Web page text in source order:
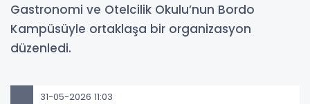
Gastronomi ve Otelcilik Okulu’nun Bordo
Kampüsüyle ortaklaşa bir organizasyon
düzenledi.
31-05-2026 11:03